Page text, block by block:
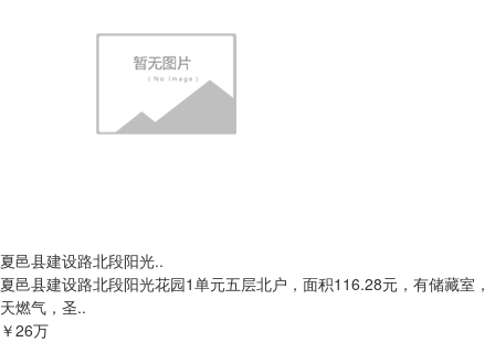
夏邑县建设路北段阳光..
夏邑县建设路北段阳光花园1单元五层北户，面积116.28元，有储藏室，
天燃气，圣..
￥26万